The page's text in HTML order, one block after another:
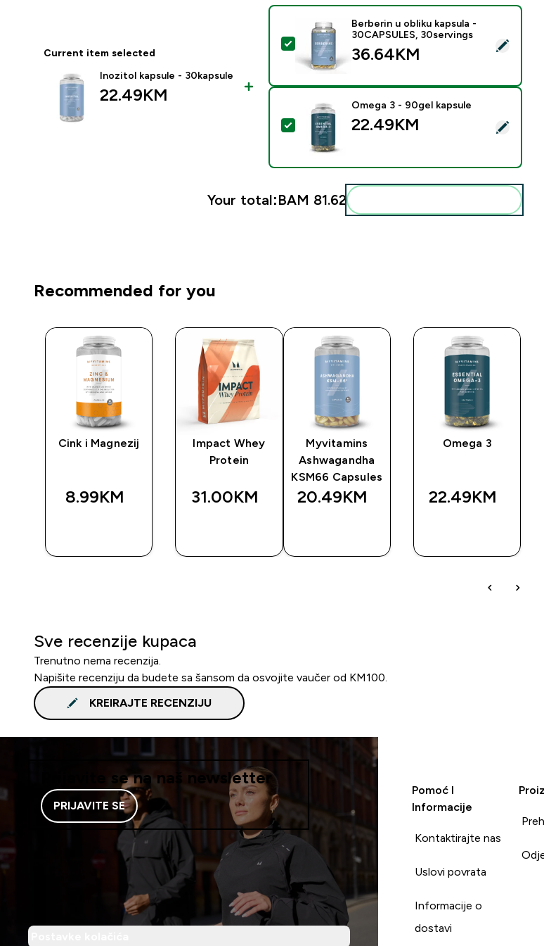
Current item selected
Inozitol kapsule - 30kapsule
22.49KM‎
Select this product - Berberin u obliku kapsula -
Berberin u obliku kapsula -
30CAPSULES, 30servings
36.64KM‎
Select this product - Omega 3 - 90gel kapsule
Omega 3 - 90gel kapsule
22.49KM‎
Your total:BAM 81.62‎
Recommended for you
Cink i Magnezij
8.99KM‎
Impact Whey
Protein
31.00KM‎
Myvitamins
Ashwagandha
KSM66 Capsules
20.49KM‎
Omega 3
22.49KM‎
Sve recenzije kupaca
Trenutno nema recenzija.
Napišite recenziju da budete sa šansom da osvojite vaučer od KM100.
KREIRAJTE RECENZIJU
Prijavite se na naš newsletter
PRIJAVITE SE
Pomoć I
Informacije
Kontaktirajte nas
Uslovi povrata
Informacije o
dostavi